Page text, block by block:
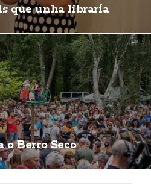
que unha libraría
o Berro Seco